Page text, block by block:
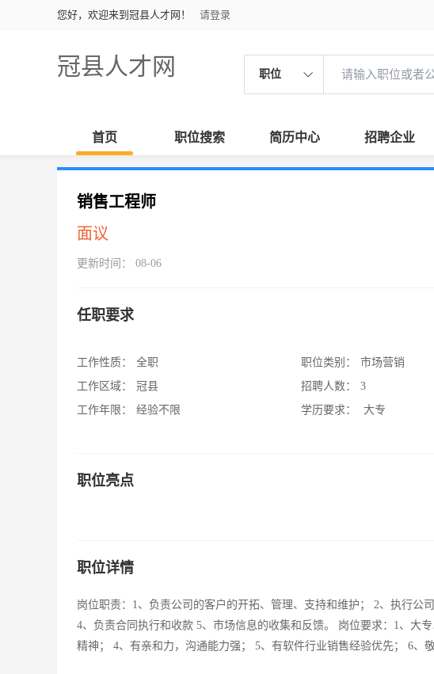
您好，欢迎来到冠县人才网！ 请登录
冠县人才网 职位
首页 职位搜索 简历中心 招聘企业
销售工程师
面议
更新时间： 08-06
任职要求
工作性质：
全职
工作区域：
冠县
工作年限：
经验不限
职位类别：
市场营销
招聘人数：
3
学历要求：
大专
职位亮点
职位详情
岗位职责：1、负责公司的客户的开拓、管理、支持和维护； 2、执行公
4、负责合同执行和收款 5、市场信息的收集和反馈。 岗位要求：1、大
精神； 4、有亲和力，沟通能力强； 5、有软件行业销售经验优先； 6、